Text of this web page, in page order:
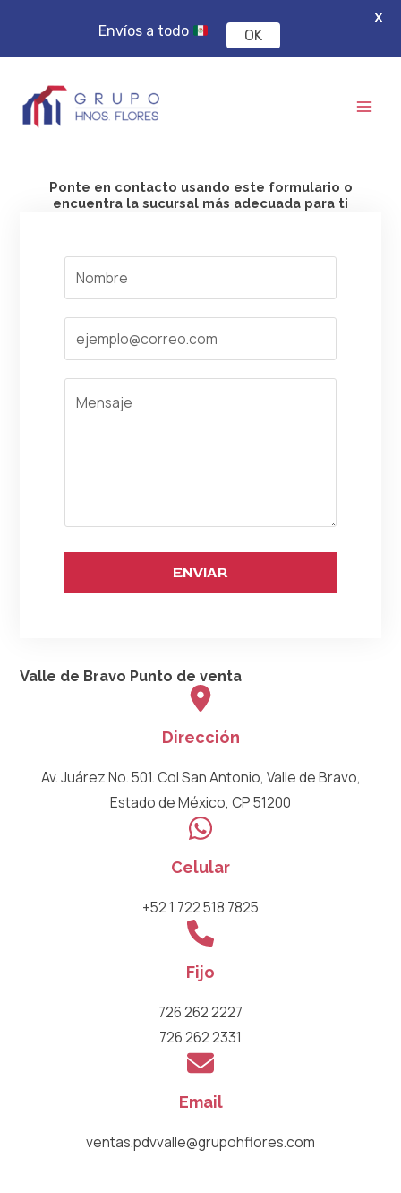
contenido
Ponte en contacto usando este formulario o
encuentra la sucursal más adecuada para ti
ENVIAR
Valle de Bravo Punto de venta
Dirección
Av. Juárez No. 501. Col San Antonio, Valle de Bravo,
Estado de México, CP 51200
Celular
+52 1 722 518 7825
Fijo
726 262 2227
726 262 2331
Email
ventas.pdvvalle@grupohflores.com
Envíos a todo OK
X